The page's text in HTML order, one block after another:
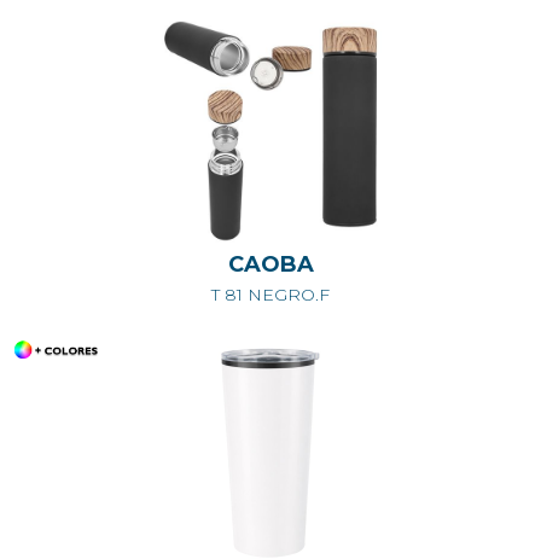
CAOBA
T 81 NEGRO.F